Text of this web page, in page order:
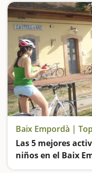
Baix Empordà |
Las 5 mejores
niños en el Baix